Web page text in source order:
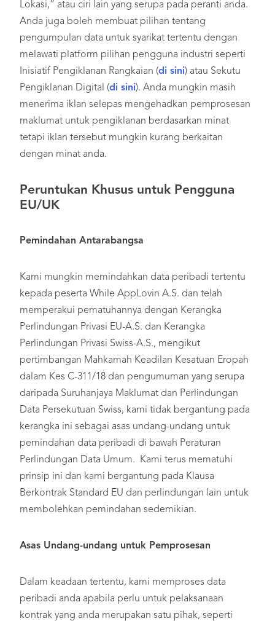
Lokasi,” atau ciri lain yang serupa pada peranti anda.
Anda juga boleh membuat pilihan tentang
pengumpulan data untuk syarikat tertentu dengan
melawati platform pilihan pengguna industri seperti
Inisiatif Pengiklanan Rangkaian (di sini) atau Sekutu
Pengiklanan Digital (di sini). Anda mungkin masih
menerima iklan selepas mengehadkan pemprosesan
maklumat untuk pengiklanan berdasarkan minat
tetapi iklan tersebut mungkin kurang berkaitan
dengan minat anda.
Peruntukan Khusus untuk Pengguna
EU/UK
Pemindahan Antarabangsa
Kami mungkin memindahkan data peribadi tertentu
kepada peserta While AppLovin A.S. dan telah
memperakui pematuhannya dengan Kerangka
Perlindungan Privasi EU-A.S. dan Kerangka
Perlindungan Privasi Swiss-A.S., mengikut
pertimbangan Mahkamah Keadilan Kesatuan Eropah
dalam Kes C-311/18 dan pengumuman yang serupa
daripada Suruhanjaya Maklumat dan Perlindungan
Data Persekutuan Swiss, kami tidak bergantung pada
kerangka ini sebagai asas undang-undang untuk
pemindahan data peribadi di bawah Peraturan
Perlindungan Data Umum. Kami terus mematuhi
prinsip ini dan kami bergantung pada Klausa
Berkontrak Standard EU dan perlindungan lain untuk
membolehkan pemindahan sedemikian.
Asas Undang-undang untuk Pemprosesan
Dalam keadaan tertentu, kami memproses data
peribadi anda apabila perlu untuk pelaksanaan
kontrak yang anda merupakan satu pihak, seperti